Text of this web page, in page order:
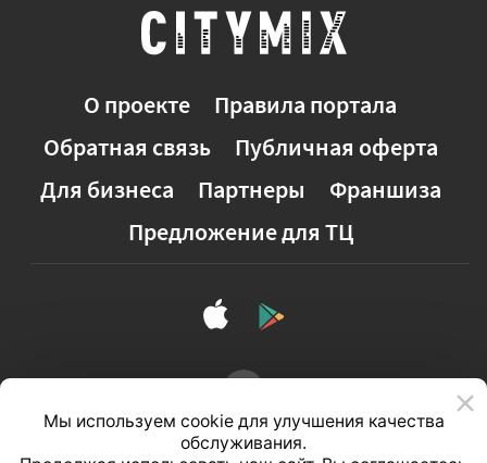
О проекте
Правила портала
Обратная связь
Публичная оферта
Для бизнеса
Партнеры
Франшиза
Предложение для ТЦ
Мы используем cookie для улучшения качества
обслуживания.